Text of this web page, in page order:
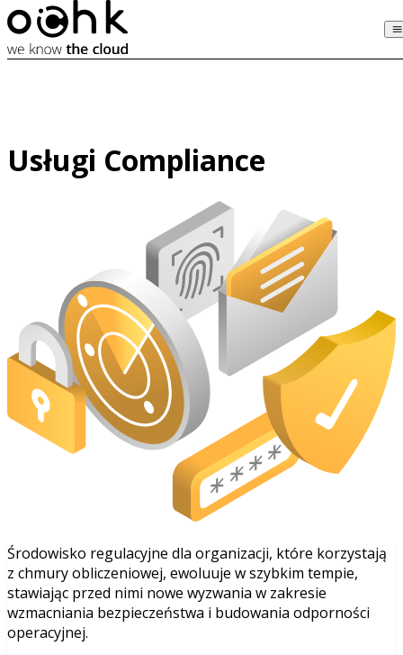
Usługi Compliance
Środowisko regulacyjne dla organizacji, które korzystają
z chmury obliczeniowej, ewoluuje w szybkim tempie,
stawiając przed nimi nowe wyzwania w zakresie
wzmacniania bezpieczeństwa i budowania odporności
operacyjnej.